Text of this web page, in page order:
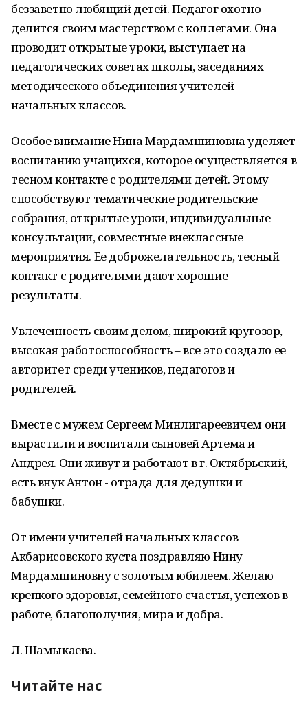
беззаветно любящий детей. Педагог охотно
делится своим мастерством с коллегами. Она
проводит открытые уроки, выступает на
педагогических советах школы, заседаниях
методического объединения учителей
начальных классов.
Особое внимание Нина Мардамшиновна уделяет
воспитанию учащихся, которое осуществляется в
тесном контакте с родителями детей. Этому
способствуют тематические родительские
собрания, открытые уроки, индивидуальные
консультации, совместные внеклассные
мероприятия. Ее доброжелательность, тесный
контакт с родителями дают хорошие
результаты.
Увлеченность своим делом, широкий кругозор,
высокая работоспособность – все это создало ее
авторитет среди учеников, педагогов и
родителей.
Вместе с мужем Сергеем Минлигареевичем они
вырастили и воспитали сыновей Артема и
Андрея. Они живут и работают в г. Октябрьский,
есть внук Антон - отрада для дедушки и
бабушки.
От имени учителей начальных классов
Акбарисовского куста поздравляю Нину
Мардамшиновну с золотым юбилеем. Желаю
крепкого здоровья, семейного счастья, успехов в
работе, благополучия, мира и добра.
Л. Шамыкаева.
Читайте нас